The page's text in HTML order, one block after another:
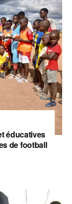
éducatives
de football